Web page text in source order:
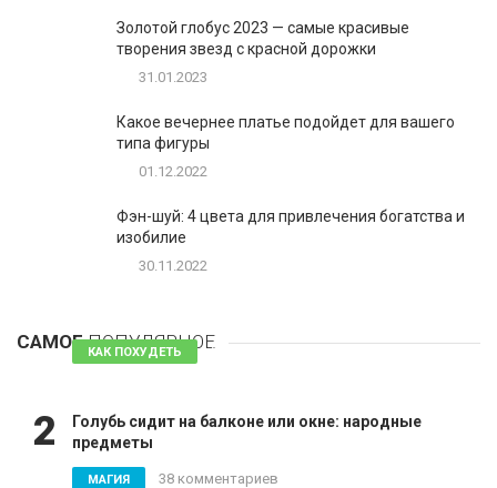
Золотой глобус 2023 — самые красивые
творения звезд с красной дорожки
31.01.2023
Какое вечернее платье подойдет для вашего
типа фигуры
01.12.2022
Фэн-шуй: 4 цвета для привлечения богатства и
изобилие
30.11.2022
САМОЕПОПУЛЯРНОЕ
КАК ПОХУДЕТЬ 81 комментарий
2
Голубь сидит на балконе или окне: народные
предметы
МАГИЯ 38 комментариев